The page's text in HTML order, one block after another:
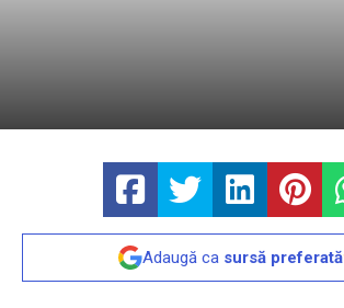
Adaugă ca sursă preferată